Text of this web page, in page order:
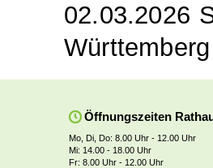
02.03.2026
Württemberg
Öffnungszeiten
Mo, Di, Do: 8.00 Uhr - 12.00 Uhr
Mi: 14.00 - 18.00 Uhr
Fr: 8.00 Uhr - 12.00 Uhr